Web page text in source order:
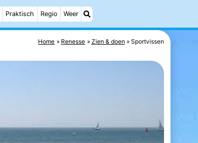
Praktisch Regio Weer
Home Renesse Zien & doen Sportvissen